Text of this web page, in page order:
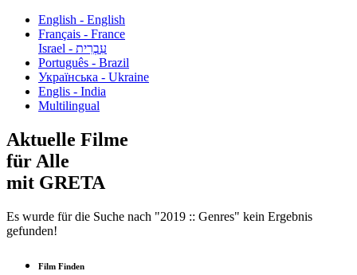
English - English
Français - France
עִבְרִית - Israel
Português - Brazil
Українська - Ukraine
Englis - India
Multilingual
Aktuelle Filme
für Alle
mit GRETA
Es wurde für die Suche nach "2019 :: Genres" kein Ergebnis
gefunden!
Film Finden